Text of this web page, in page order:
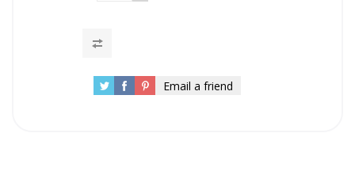
Email a friend